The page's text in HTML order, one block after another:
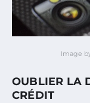
Image
OUBLIER LA
CRÉDIT